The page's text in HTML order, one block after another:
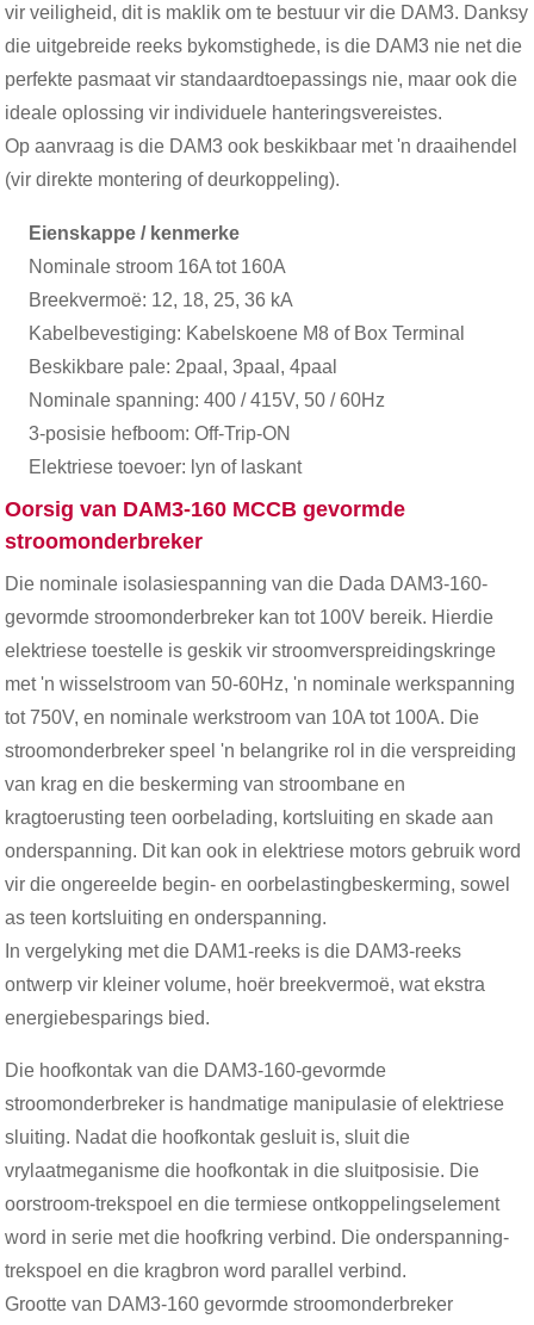
vir veiligheid, dit is maklik om te bestuur vir die DAM3. Danksy
die uitgebreide reeks bykomstighede, is die DAM3 nie net die
perfekte pasmaat vir standaardtoepassings nie, maar ook die
ideale oplossing vir individuele hanteringsvereistes.
Op aanvraag is die DAM3 ook beskikbaar met 'n draaihendel
(vir direkte montering of deurkoppeling).
Eienskappe / kenmerke
Nominale stroom 16A tot 160A
Breekvermoë: 12, 18, 25, 36 kA
Kabelbevestiging: Kabelskoene M8 of Box Terminal
Beskikbare pale: 2paal, 3paal, 4paal
Nominale spanning: 400 / 415V, 50 / 60Hz
3-posisie hefboom: Off-Trip-ON
Elektriese toevoer: lyn of laskant
Oorsig van DAM3-160 MCCB gevormde
stroomonderbreker
Die nominale isolasiespanning van die Dada DAM3-160-
gevormde stroomonderbreker kan tot 100V bereik. Hierdie
elektriese toestelle is geskik vir stroomverspreidingskringe
met 'n wisselstroom van 50-60Hz, 'n nominale werkspanning
tot 750V, en nominale werkstroom van 10A tot 100A. Die
stroomonderbreker speel 'n belangrike rol in die verspreiding
van krag en die beskerming van stroombane en
kragtoerusting teen oorbelading, kortsluiting en skade aan
onderspanning. Dit kan ook in elektriese motors gebruik word
vir die ongereelde begin- en oorbelastingbeskerming, sowel
as teen kortsluiting en onderspanning.
In vergelyking met die DAM1-reeks is die DAM3-reeks
ontwerp vir kleiner volume, hoër breekvermoë, wat ekstra
energiebesparings bied.
Die hoofkontak van die DAM3-160-gevormde
stroomonderbreker is handmatige manipulasie of elektriese
sluiting. Nadat die hoofkontak gesluit is, sluit die
vrylaatmeganisme die hoofkontak in die sluitposisie. Die
oorstroom-trekspoel en die termiese ontkoppelingselement
word in serie met die hoofkring verbind. Die onderspanning-
trekspoel en die kragbron word parallel verbind.
Grootte van DAM3-160 gevormde stroomonderbreker